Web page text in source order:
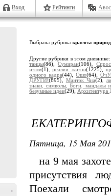
Вход Рейтинги
-
Выбрана рубрика красота
Другие рубрики в этом
танцы(86),Сумиран(106),
изюм(1),реалии жизни(1225),
одного кадра(44),Ошо(64),
ДРУГИ!(895), Мантэк Чиа(2),
знаки, символы, Боги, мандалы
безумные идеи(29), Архитектура
Пятница, 15 Мая
на 9 мая
присутствия
Поехали